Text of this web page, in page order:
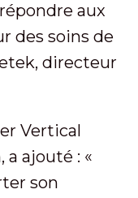
aux
des soins de
directeur
Vertical
a ajouté : «
son